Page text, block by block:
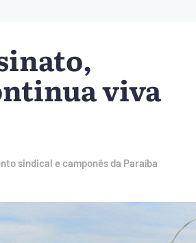
viva
sindical e camponês da Paraíba